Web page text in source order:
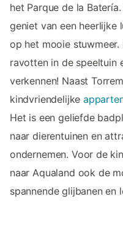
het Parque de la
geniet van een heerlijke
op het mooie stuwmeer.
ravotten in de speeltuin
verkennen! Naast
kindvriendelijke
Het is een geliefde
naar dierentuinen en
ondernemen. Voor de
naar Aqualand ook de
spannende glijbanen en